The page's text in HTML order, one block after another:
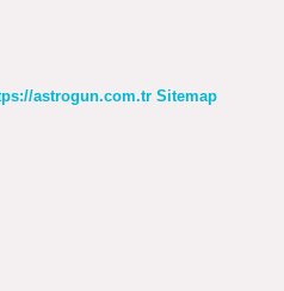
astrogun.com.tr Sitemap